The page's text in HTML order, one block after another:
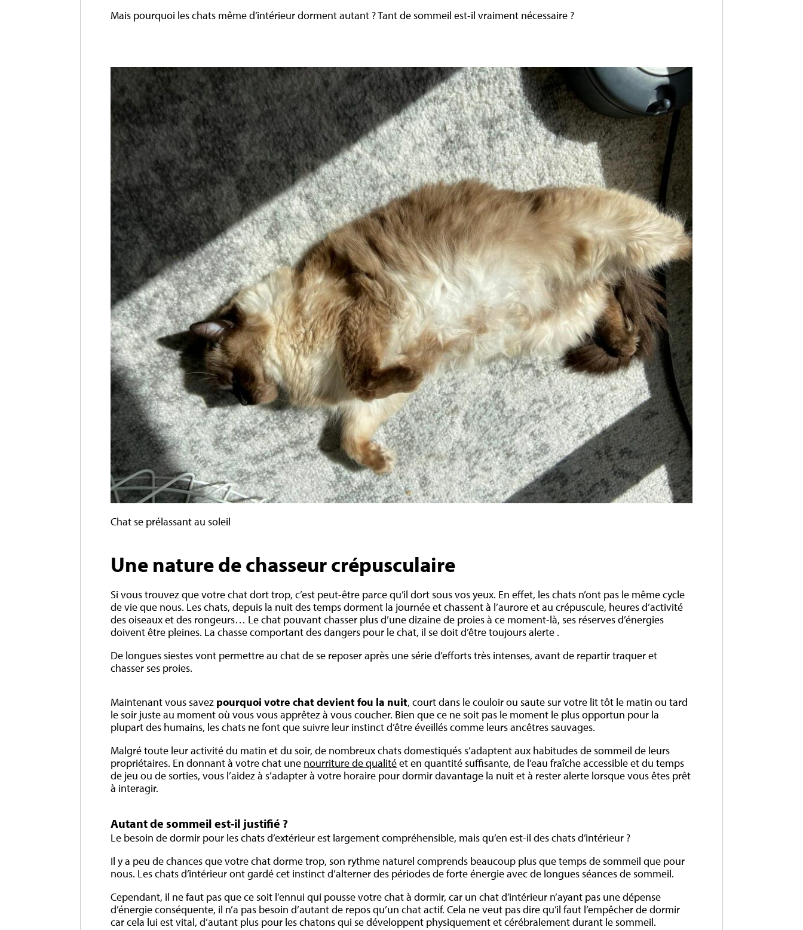
Mais pourquoi les chats même d’intérieur dorment autant ? Tant de sommeil est-il vraiment nécessaire ?
Chat se prélassant au soleil
Une nature de chasseur crépusculaire
Si vous trouvez que votre chat dort trop, c’est peut-être parce qu’il dort sous vos yeux. En effet, les chats n’ont pas le même cycle
de vie que nous. Les chats, depuis la nuit des temps dorment la journée et chassent à l’aurore et au crépuscule, heures d’activité
des oiseaux et des rongeurs… Le chat pouvant chasser plus d’une dizaine de proies à ce moment-là, ses réserves d’énergies
doivent être pleines. La chasse comportant des dangers pour le chat, il se doit d’être toujours alerte .
De longues siestes vont permettre au chat de se reposer après une série d’efforts très intenses, avant de repartir traquer et
chasser ses proies.
Maintenant vous savez pourquoi votre chat devient fou la nuit, court dans le couloir ou saute sur votre lit tôt le matin ou tard
le soir juste au moment où vous vous apprêtez à vous coucher. Bien que ce ne soit pas le moment le plus opportun pour la
plupart des humains, les chats ne font que suivre leur instinct d’être éveillés comme leurs ancêtres sauvages.
Malgré toute leur activité du matin et du soir, de nombreux chats domestiqués s’adaptent aux habitudes de sommeil de leurs
propriétaires. En donnant à votre chat une nourriture de qualitéet en quantité suffisante, de l’eau fraîche accessible et du temps
de jeu ou de sorties, vous l’aidez à s’adapter à votre horaire pour dormir davantage la nuit et à rester alerte lorsque vous êtes prêt
à interagir.
Autant de sommeil est-il justifié ?
Le besoin de dormir pour les chats d’extérieur est largement compréhensible, mais qu’en est-il des chats d’intérieur ?
Il y a peu de chances que votre chat dorme trop, son rythme naturel comprends beaucoup plus que temps de sommeil que pour
nous. Les chats d’intérieur ont gardé cet instinct d’alterner des périodes de forte énergie avec de longues séances de sommeil.
Cependant, il ne faut pas que ce soit l’ennui qui pousse votre chat à dormir, car un chat d’intérieur n’ayant pas une dépense
d’énergie conséquente, il n’a pas besoin d’autant de repos qu’un chat actif. Cela ne veut pas dire qu’il faut l’empêcher de dormir
car cela lui est vital, d’autant plus pour les chatons qui se développent physiquement et cérébralement durant le sommeil.